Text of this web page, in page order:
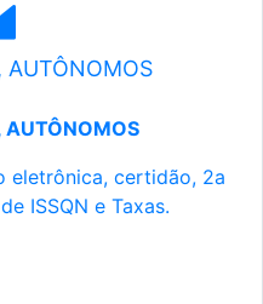
AUTÔNOMOS
AUTÔNOMOS
eletrônica, certidão, 2a
ISSQN e Taxas.